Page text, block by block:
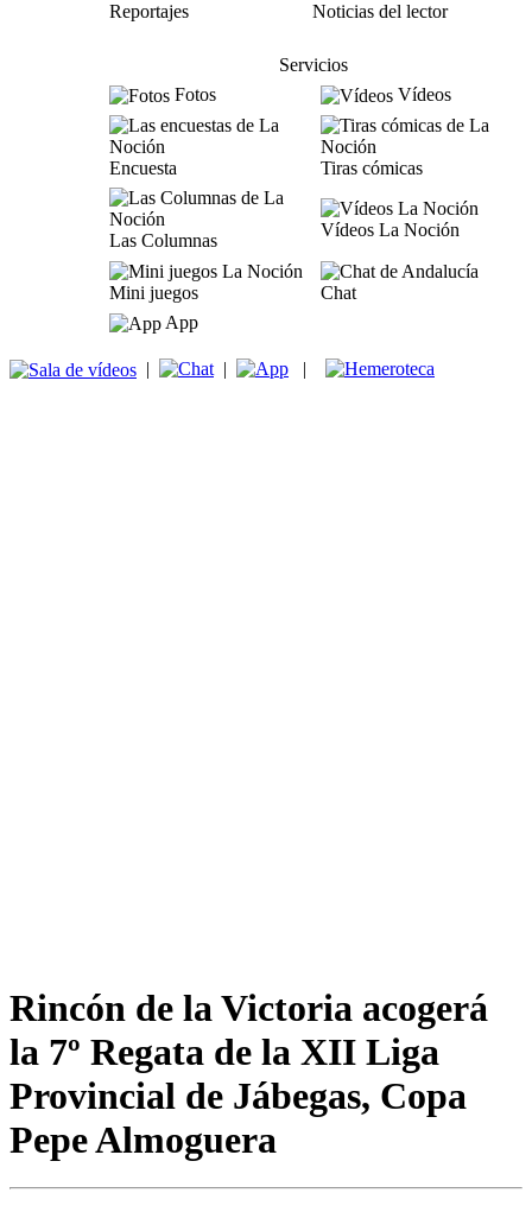
Reportajes
Noticias del lector
Servicios
Fotos
Vídeos
Encuesta Tiras cómicas
Las Columnas
Vídeos La Noción
Mini juegos
Chat
App
| | |
Rincón de la Victoria acogerá
la 7º Regata de la XII Liga
Provincial de Jábegas, Copa
Pepe Almoguera